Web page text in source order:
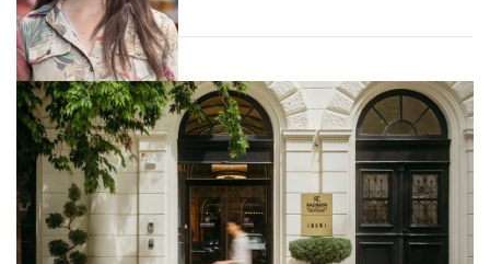
Gasztró